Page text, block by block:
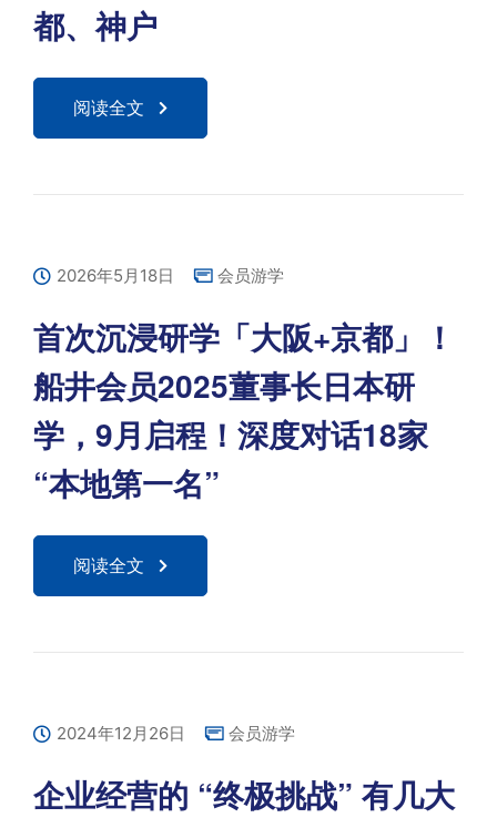
都、神户
阅读全文
2026年5月18日 会员游学
首次沉浸研学「大阪+京都」！
船井会员2025董事长日本研
学，9月启程！深度对话18家
“本地第一名”
阅读全文
2024年12月26日 会员游学
企业经营的 “终极挑战” 有几大